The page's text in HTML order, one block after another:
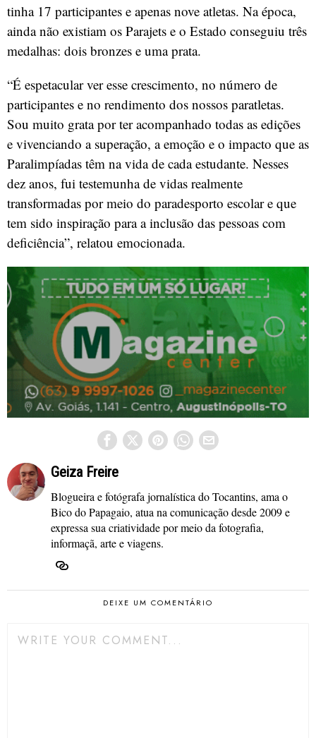
tinha 17 participantes e apenas nove atletas. Na época,
ainda não existiam os Parajets e o Estado conseguiu três
medalhas: dois bronzes e uma prata.
“É espetacular ver esse crescimento, no número de
participantes e no rendimento dos nossos paratletas.
Sou muito grata por ter acompanhado todas as edições
e vivenciando a superação, a emoção e o impacto que as
Paralimpíadas têm na vida de cada estudante. Nesses
dez anos, fui testemunha de vidas realmente
transformadas por meio do paradesporto escolar e que
tem sido inspiração para a inclusão das pessoas com
deficiência”, relatou emocionada.
Geiza Freire
Blogueira e fotógrafa jornalística do Tocantins, ama o
Bico do Papagaio, atua na comunicação desde 2009 e
expressa sua criatividade por meio da fotografia,
informaçã, arte e viagens.
DEIXE UM COMENTÁRIO